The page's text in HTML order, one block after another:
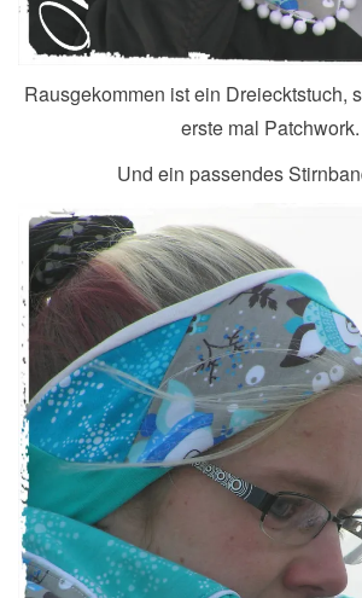
Rausgekommen ist ein Dreiecktstuch,
erste mal Patchwork.
Und ein passendes